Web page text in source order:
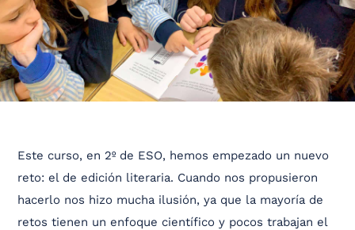
Este curso, en 2º de ESO, hemos empezado un nuevo
reto: el de edición literaria. Cuando nos propusieron
hacerlo nos hizo mucha ilusión, ya que la mayoría de
retos tienen un enfoque científico y pocos trabajan el